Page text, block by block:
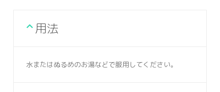
用法
水またはぬるめのお湯などで服用してください。